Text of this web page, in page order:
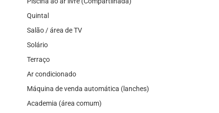
Quintal
Salão / área de TV
Solário
Terraço
Ar condicionado
Máquina de venda automática (lanches)
Academia (área comum)